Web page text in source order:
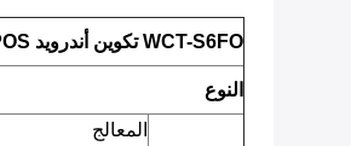
WCT-S6FO تكوين أندرويد POS:
النوع
المعالج